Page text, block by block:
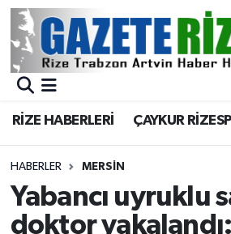
RİZE HABERLERİ ÇAYKUR
HABERLER MERSİN
Yabancı uyruklu
doktor
BÖLGEMİZ
Asayiş
Rize Jandarma Komutanlığı
Bilim Teknoloji
Merkez Nöbetçi Eczaneler
Merkez Trafik Yoğunluk
Süper Lig Puan Durumu ve
Tüm Manşetler